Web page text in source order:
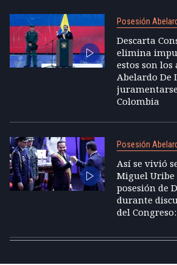
Posesión
Descarta
elimina
estos son los
Abelardo De
Colombia
Posesión
Así se vivió
Miguel Uribe
posesión de
durante
del